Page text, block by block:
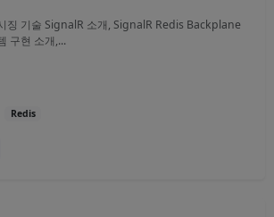
징 기술 SignalR 소개, SignalR Redis Backplane
구현 소개,...
Redis